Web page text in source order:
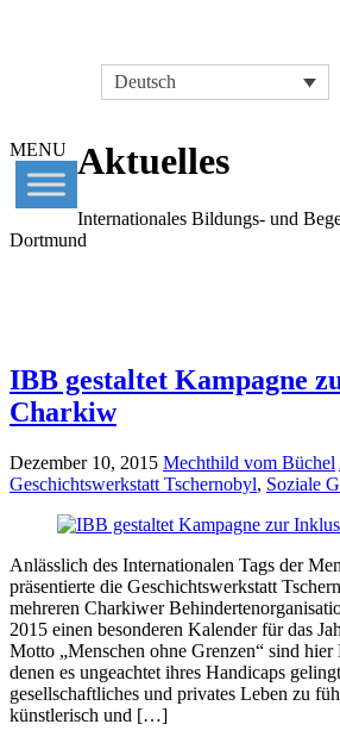
Deutsch
MENU Aktuelles
Internationales Bildungs- und
Dortmund
IBB gestaltet Kampagne
Charkiw
Dezember 10, 2015 Mechthild vom Büchel
Geschichtswerkstatt Tschernobyl, Soziale
Anlässlich des Internationalen Tags der
präsentierte die Geschichtswerkstatt
mehreren Charkiwer
2015 einen besonderen Kalender für das
Motto „Menschen ohne Grenzen“ sind hier
denen es ungeachtet ihres Handicaps
gesellschaftliches und privates Leben zu
künstlerisch und […]